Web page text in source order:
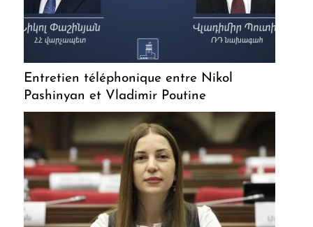
Entretien téléphonique entre Nikol
Pashinyan et Vladimir Poutine